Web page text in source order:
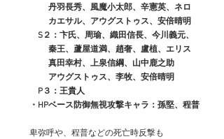
丹羽長秀、風魔小太郎、辛憲英、ネロ
カエサル、アウグストゥス、安倍晴明
S２：卞氏、周瑜、織田信長、今川義元、
秦王、蘆屋道満、趙奢、盧植、エリス
真田幸村、上泉信綱、山中鹿之助
アウグストゥス、李牧、安倍晴明
P３：王貴人
・HPベース防御無視攻撃キャラ：孫堅、程普
卑弥呼や、程普などの死亡時反撃も